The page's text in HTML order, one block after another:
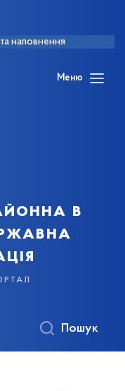
наповнення
Меню
в
Пошук